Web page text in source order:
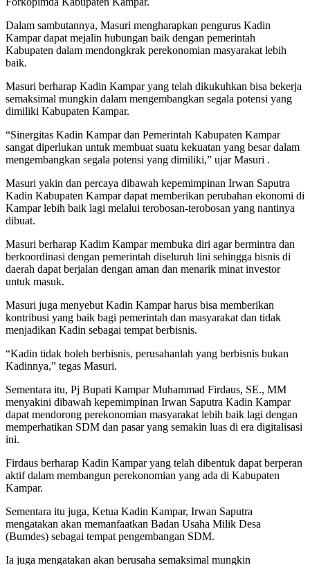
Dalam sambutannya, Masuri mengharapkan pengurus Kadin
Kampar dapat mejalin hubungan baik dengan pemerintah
Kabupaten dalam mendongkrak perekonomian masyarakat lebih
baik.
Masuri berharap Kadin Kampar yang telah dikukuhkan bisa bekerja
semaksimal mungkin dalam mengembangkan segala potensi yang
dimiliki Kabupaten Kampar.
“Sinergitas Kadin Kampar dan Pemerintah Kabupaten Kampar
sangat diperlukan untuk membuat suatu kekuatan yang besar dalam
mengembangkan segala potensi yang dimiliki,” ujar Masuri .
Masuri yakin dan percaya dibawah kepemimpinan Irwan Saputra
Kadin Kabupaten Kampar dapat memberikan perubahan ekonomi di
Kampar lebih baik lagi melalui terobosan-terobosan yang nantinya
dibuat.
Masuri berharap Kadim Kampar membuka diri agar bermintra dan
berkoordinasi dengan pemerintah diseluruh lini sehingga bisnis di
daerah dapat berjalan dengan aman dan menarik minat investor
untuk masuk.
Masuri juga menyebut Kadin Kampar harus bisa memberikan
kontribusi yang baik bagi pemerintah dan masyarakat dan tidak
menjadikan Kadin sebagai tempat berbisnis.
“Kadin tidak boleh berbisnis, perusahanlah yang berbisnis bukan
Kadinnya,” tegas Masuri.
Sementara itu, Pj Bupati Kampar Muhammad Firdaus, SE., MM
menyakini dibawah kepemimpinan Irwan Saputra Kadin Kampar
dapat mendorong perekonomian masyarakat lebih baik lagi dengan
memperhatikan SDM dan pasar yang semakin luas di era digitalisasi
ini.
Firdaus berharap Kadin Kampar yang telah dibentuk dapat berperan
aktif dalam membangun perekonomian yang ada di Kabupaten
Kampar.
Sementara itu juga, Ketua Kadin Kampar, Irwan Saputra
mengatakan akan memanfaatkan Badan Usaha Milik Desa
(Bumdes) sebagai tempat pengembangan SDM.
Ia juga mengatakan akan berusaha semaksimal mungkin